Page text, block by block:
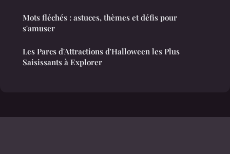
Mots fléchés : astuces, thèmes et défis pour
s'amuser
Les Parcs d'Attractions d'Halloween les Plus
Saisissants à Explorer